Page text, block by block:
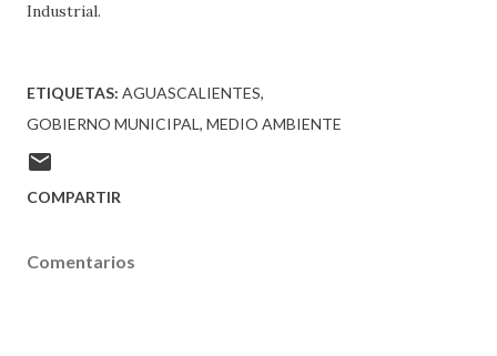
Industrial.
ETIQUETAS: AGUASCALIENTES
GOBIERNO MUNICIPAL MEDIO AMBIENTE
COMPARTIR
Comentarios